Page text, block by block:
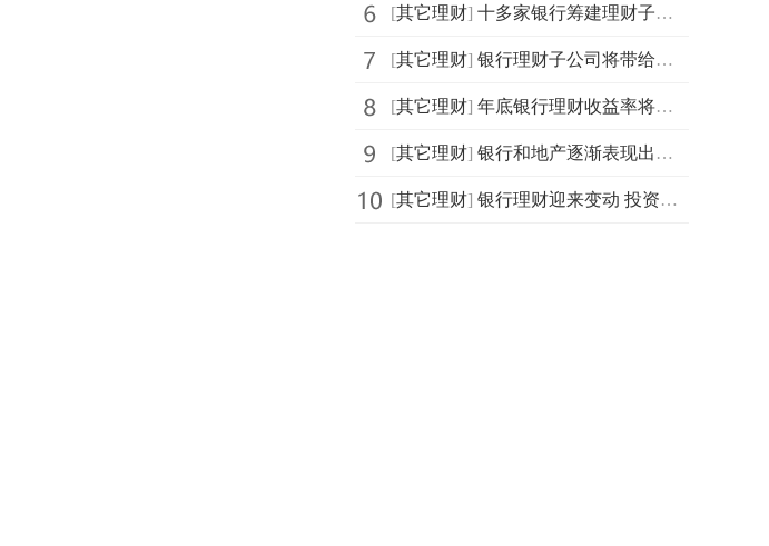
[其它理财] 十多家银行筹建理财子公司 未来面临三大挑战
[其它理财] 银行理财子公司将带给你的理财发生几大变化
[其它理财] 年底银行理财收益率将有小幅度的回升
[其它理财] 银行和地产逐渐表现出长期投资价值
[其它理财] 银行理财迎来变动 投资者该怎么买?